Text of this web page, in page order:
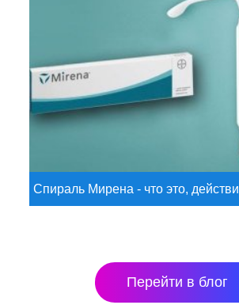
Спираль Мирена - что это,
Перейти в блог